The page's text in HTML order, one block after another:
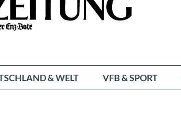
& WELT VFB & SPORT